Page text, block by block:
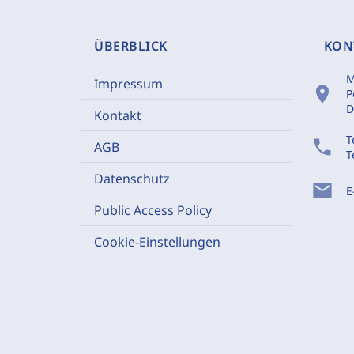
ÜBERBLICK
Impressum
Kontakt
AGB
Datenschutz
Public Access Policy
Cookie-Einstellungen
location_on
phone
mail